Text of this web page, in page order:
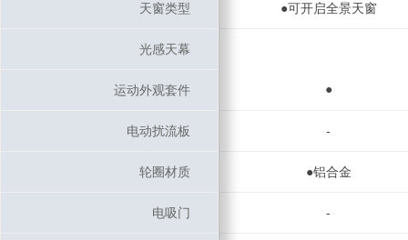
天窗类型 ●可开启全景天窗
光感天幕
运动外观套件 ●
电动扰流板 -
轮圈材质 ●铝合金
电吸门 -
天窗类型
光感天幕
运动外观套件
电动扰流板
轮圈材质
电吸门